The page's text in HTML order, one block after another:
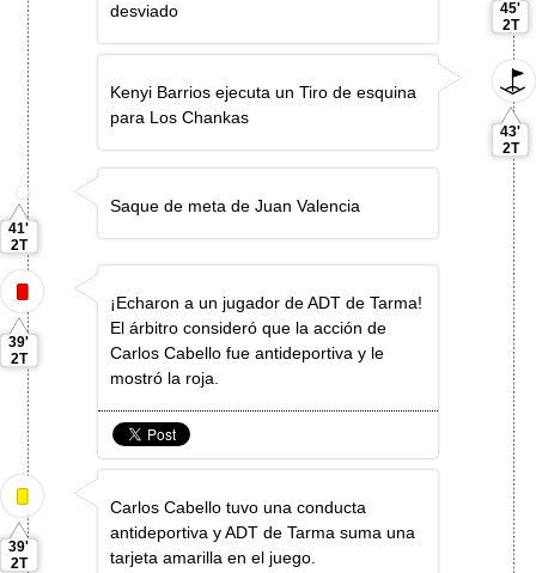
desviado
45'
2T
Kenyi Barrios ejecuta un Tiro de esquina
para Los Chankas
43'
2T
41'
2T
Saque de meta de Juan Valencia
39'
2T
¡Echaron a un jugador de ADT de Tarma!
El árbitro consideró que la acción de
Carlos Cabello fue antideportiva y le
mostró la roja.
39'
2T
Carlos Cabello tuvo una conducta
antideportiva y ADT de Tarma suma una
tarjeta amarilla en el juego.